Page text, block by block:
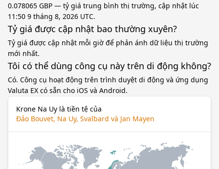
0.078065 GBP — tỷ giá trung bình thị trường, cập nhật lúc
11:50 9 tháng 8, 2026 UTC.
Tỷ giá được cập nhật bao thường xuyên?
Tỷ giá được cập nhật mỗi giờ để phản ánh dữ liệu thị trường
mới nhất.
Tôi có thể dùng công cụ này trên di động không?
Có. Công cụ hoạt động trên trình duyệt di động và ứng dụng
Valuta EX có sẵn cho iOS và Android.
Krone Na Uy là tiền tệ của
Đảo Bouvet, Na Uy, Svalbard và Jan Mayen